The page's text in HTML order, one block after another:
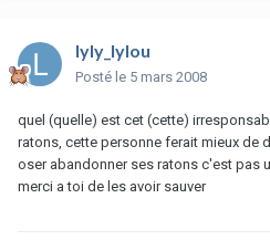
lyly_lylou
Posté le 5 mars 2008
quel (quelle) est cet (cette)
ratons, cette personne ferait mieux de
oser abandonner ses ratons c'est pas
merci a toi de les avoir sauver